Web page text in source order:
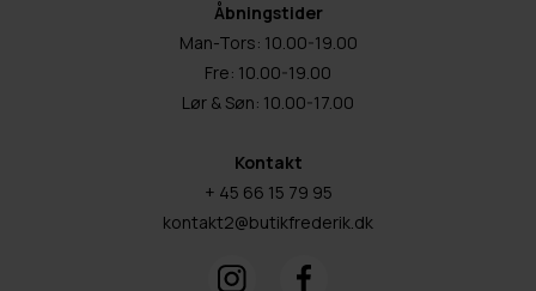
Åbningstider
Man-Tors: 10.00-19.00
Fre: 10.00-19.00
Lør & Søn: 10.00-17.00
Kontakt
+ 45 66 15 79 95
kontakt2@butikfrederik.dk